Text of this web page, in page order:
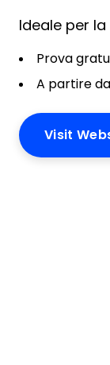
Ideale per
Prova
A partire
Visit